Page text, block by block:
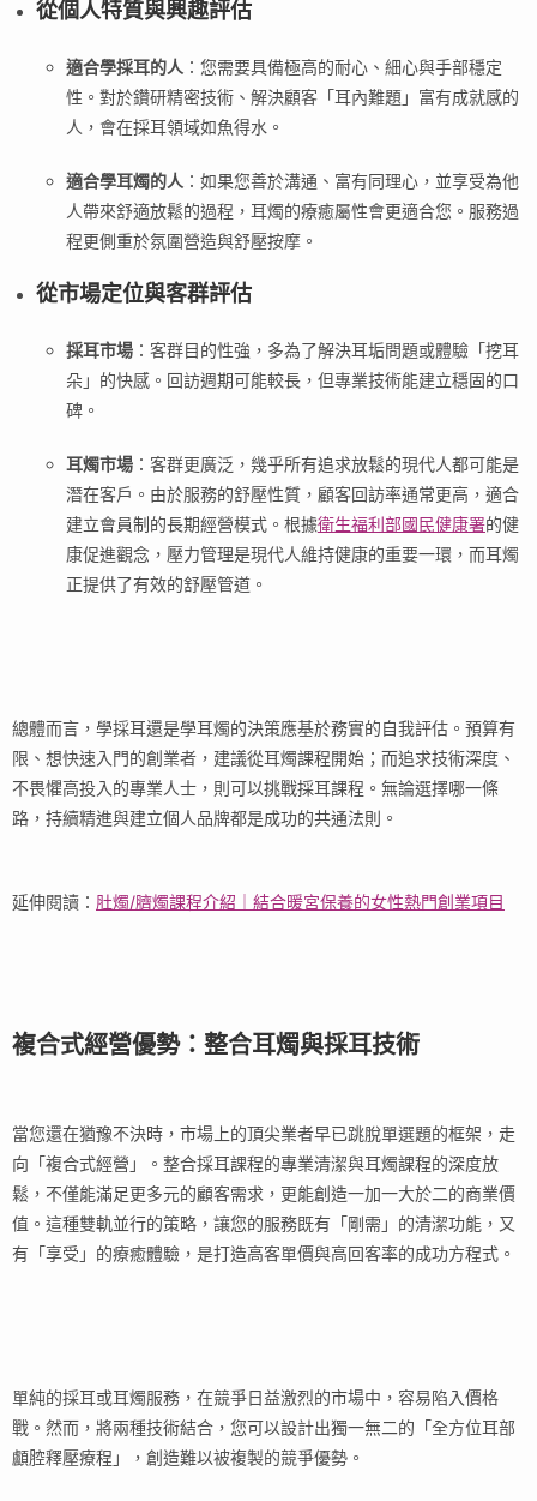
從個人特質與興趣評估
適合學採耳的人 ：您需要具備極高的耐心、細心與手部穩定
性。對於鑽研精密技術、解決顧客「耳內難題」富有成就感的
人，會在採耳領域如魚得水。
適合學耳燭的人 ：如果您善於溝通、富有同理心，並享受為他
人帶來舒適放鬆的過程，耳燭的療癒屬性會更適合您。服務過
程更側重於氛圍營造與舒壓按摩。
從市場定位與客群評估
採耳市場 ：客群目的性強，多為了解決耳垢問題或體驗「挖耳
朵」的快感。回訪週期可能較長，但專業技術能建立穩固的口
碑。
耳燭市場 ：客群更廣泛，幾乎所有追求放鬆的現代人都可能是
潛在客戶。由於服務的舒壓性質，顧客回訪率通常更高，適合
建立會員制的長期經營模式。根據衛生福利部國民健康署的健
康促進觀念，壓力管理是現代人維持健康的重要一環，而耳燭
正提供了有效的舒壓管道。
總體而言，學採耳還是學耳燭的決策應基於務實的自我評估。預算有
限、想快速入門的創業者，建議從耳燭課程開始；而追求技術深度、
不畏懼高投入的專業人士，則可以挑戰採耳課程。無論選擇哪一條
路，持續精進與建立個人品牌都是成功的共通法則。
延伸閱讀： 肚燭/臍燭課程介紹｜結合暖宮保養的女性熱門創業項目
複合式經營優勢：整合耳燭與採耳技術
當您還在猶豫不決時，市場上的頂尖業者早已跳脫單選題的框架，走
向「複合式經營」。整合採耳課程的專業清潔與耳燭課程的深度放
鬆，不僅能滿足更多元的顧客需求，更能創造一加一大於二的商業價
值。這種雙軌並行的策略，讓您的服務既有「剛需」的清潔功能，又
有「享受」的療癒體驗，是打造高客單價與高回客率的成功方程式。
單純的採耳或耳燭服務，在競爭日益激烈的市場中，容易陷入價格
戰。然而，將兩種技術結合，您可以設計出獨一無二的「全方位耳部
顱腔釋壓療程」，創造難以被複製的競爭優勢。